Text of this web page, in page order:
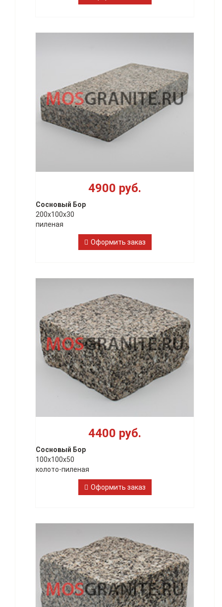
4900 руб.
Сосновый Бор
200х100х30
пиленая
Оформить заказ
4400 руб.
Сосновый Бор
100х100х50
колото-пиленая
Оформить заказ